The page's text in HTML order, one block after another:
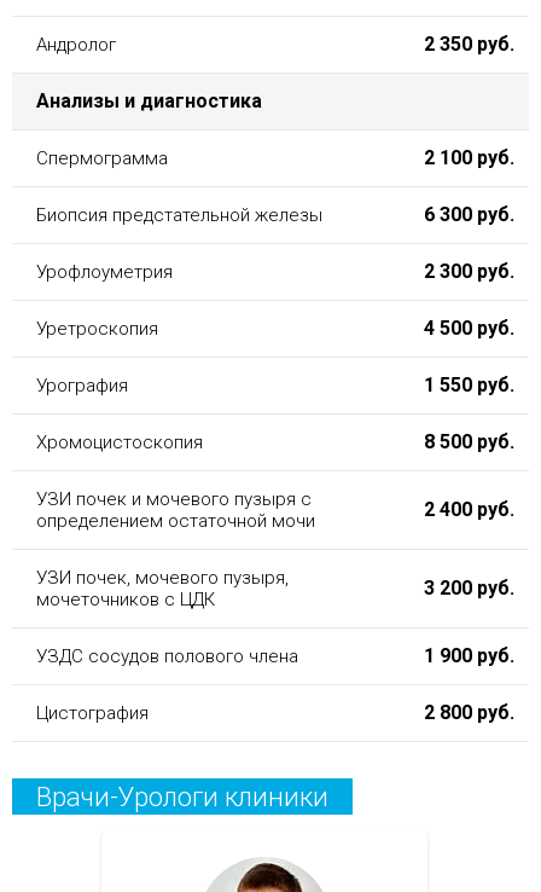
Андролог 2 350 руб.
Анализы и диагностика
Спермограмма 2 100 руб.
Биопсия предстательной железы 6 300 руб.
Урофлоуметрия 2 300 руб.
Уретроскопия 4 500 руб.
Урография 1 550 руб.
Хромоцистоскопия 8 500 руб.
УЗИ почек и мочевого пузыря с
определением остаточной мочи
2 400 руб.
УЗИ почек, мочевого пузыря,
мочеточников с ЦДК
3 200 руб.
УЗДС сосудов полового члена 1 900 руб.
Цистография 2 800 руб.
Врачи-Урологи клиники